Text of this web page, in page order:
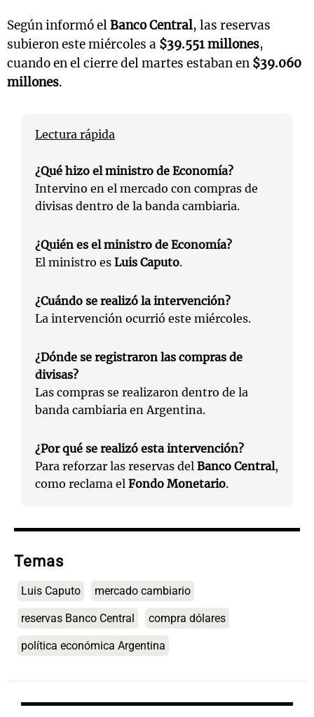
Según informó elBanco Central, las reservas
subieron este miércoles a $39.551 millones,
cuando en el cierre del martes estaban en $39.060
millones.
Lectura rápida
¿Qué hizo el ministro de Economía?
Intervino en el mercado con compras de
divisas dentro de la banda cambiaria.
¿Quién es el ministro de Economía?
El ministro es Luis Caputo.
¿Cuándo se realizó la intervención?
La intervención ocurrió este miércoles.
¿Dónde se registraron las compras de
divisas?
Las compras se realizaron dentro de la
banda cambiaria en Argentina.
¿Por qué se realizó esta intervención?
Para reforzar las reservas del Banco Central,
como reclama el Fondo Monetario.
Temas
Luis Caputo mercado cambiario
reservas Banco Central compra dólares
política económica Argentina